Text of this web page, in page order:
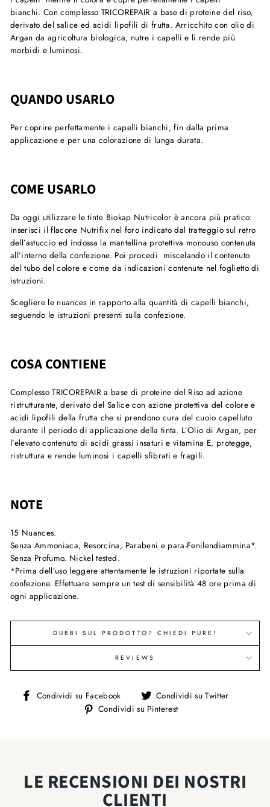
bianchi. Con complesso TRICOREPAIR a base di proteine del riso,
derivato del salice ed acidi lipofili di frutta. Arricchito con olio di
Argan da agricoltura biologica, nutre i capelli e li rende più
morbidi e luminosi.
QUANDO USARLO
Per coprire perfettamente i capelli bianchi, fin dalla prima
applicazione e per una colorazione di lunga durata.
COME USARLO
Da oggi utilizzare le tinte Biokap Nutricolor è ancora più pratico:
inserisci il flacone Nutrifix nel foro indicato dal tratteggio sul retro
dell’astuccio ed indossa la mantellina protettiva monouso contenuta
all’interno della confezione. Poi procedi miscelando il contenuto
del tubo del colore e come da indicazioni contenute nel foglietto di
istruzioni.
Scegliere le nuances in rapporto alla quantità di capelli bianchi,
seguendo le istruzioni presenti sulla confezione.
COSA CONTIENE
Complesso TRICOREPAIR a base di proteine del Riso ad azione
ristrutturante, derivato del Salice con azione protettiva del colore e
acidi lipofili della frutta che si prendono cura del cuoio capelluto
durante il periodo di applicazione della tinta. L’Olio di Argan, per
l’elevato contenuto di acidi grassi insaturi e vitamina E, protegge,
ristruttura e rende luminosi i capelli sfibrati e fragili.
NOTE
15 Nuances.
Senza Ammoniaca, Resorcina, Parabeni e para-Fenilendiammina*.
Senza Profumo. Nickel tested.
*Prima dell’uso leggere attentamente le istruzioni riportate sulla
confezione. Effettuare sempre un test di sensibilità 48 ore prima di
ogni applicazione.
DUBBI SUL PRODOTTO? CHIEDI PURE!
REVIEWS
Condividi su Facebook
Condividi
su
Condividi su Twitter
Condividi su Pinterest
LE RECENSIONI DEI NOSTRI
CLIENTI